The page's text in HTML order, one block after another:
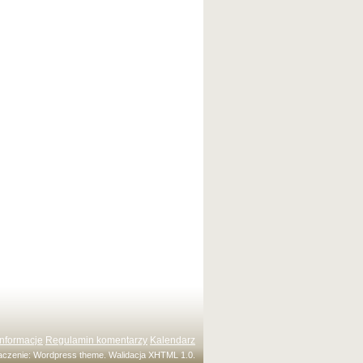
Regulamin komentarzy Kalendarz
Wordpress theme. WalidacjaXHTML 1.0.